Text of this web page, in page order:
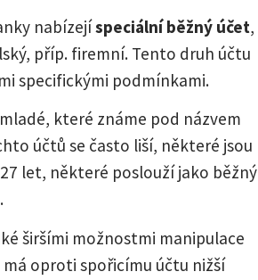
nabízejíspeciální běžný účet,
příp. firemní. Tento druh účtu
specifickými podmínkami.
které známe pod názvem
účtů se často liší, některé jsou
let, některé poslouží jako běžný
širšími možnostmi manipulace
oproti spořicímu účtu nižší